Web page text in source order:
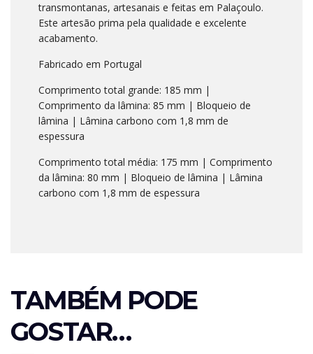
transmontanas, artesanais e feitas em Palaçoulo.
Este artesão prima pela qualidade e excelente
acabamento.
Fabricado em Portugal
Comprimento total grande: 185 mm |
Comprimento da lâmina: 85 mm | Bloqueio de
lâmina | Lâmina carbono com 1,8 mm de
espessura
Comprimento total média: 175 mm | Comprimento
da lâmina: 80 mm | Bloqueio de lâmina | Lâmina
carbono com 1,8 mm de espessura
TAMBÉM PODE
GOSTAR…